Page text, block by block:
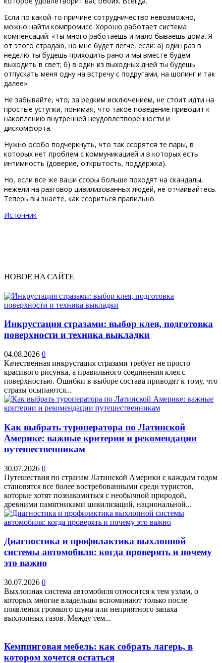
Если по какой-то причине сотрудничество невозможно,
можно найти компромисс. Хорошо работает система
компенсаций: «Ты много работаешь и мало бываешь дома. Я
от этого страдаю, но мне будет легче, если: а) один раз в
неделю ты будешь приходить рано и мы вместе будем
выходить в свет; б) в один из выходных дней ты будешь
отпускать меня одну на встречу с подругами, на шопинг и так
далее».
Не забывайте, что, за редким исключением, не стоит идти на
простые уступки, понимая, что такое поведение приводит к
накоплению внутренней неудовлетворенности и
дискомфорта.
Нужно особо подчеркнуть, что так ссорятся те пары, в
которых нет проблем с коммуникацией и в которых есть
интимность (доверие, открытость, поддержка).
Но, если все же ваши ссоры больше походят на скандалы,
нежели на разговор цивилизованных людей, не отчаивайтесь.
Теперь вы знаете, как ссориться правильно.
Источник
НОВОЕ НА САЙТЕ
Инкрустация стразами: выбор клея, подготовка
поверхности и техника выкладки
04.08.2026 0
Качественная инкрустация стразами требует не просто
красивого рисунка, а правильного соединения клея с
поверхностью. Ошибки в выборе состава приводят к тому, что
стразы осыпаются...
Как выбрать туроператора по Латинской
Америке: важные критерии и рекомендации
путешественникам
30.07.2026 0
Путешествия по странам Латинской Америки с каждым годом
становятся все более востребованными среди туристов,
которые хотят познакомиться с необычной природой,
древними памятниками цивилизаций, национальной...
Диагностика и профилактика выхлопной
системы автомобиля: когда проверять и почему
это важно
30.07.2026 0
Выхлопная система автомобиля относится к тем узлам, о
которых многие владельцы вспоминают только после
появления громкого шума или неприятного запаха
выхлопных газов. Между тем...
Кемпинговая мебель: как собрать лагерь, в
котором хочется остаться